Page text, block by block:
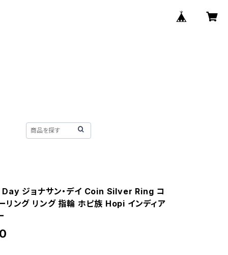
ジョナサン・デイ Coin Silver Ring コ
リング リング 指輪 ホピ族 Hopi インディア